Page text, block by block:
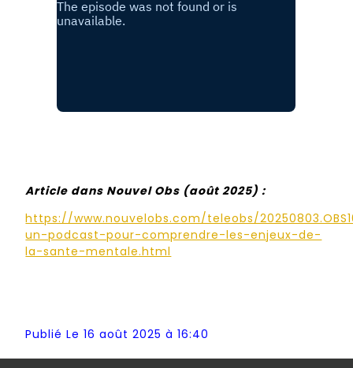
Article dans Nouvel Obs (août 2025) :
https://www.nouvelobs.com/teleobs/
un-podcast-pour-comprendre-les-enjeux-de-
la-sante-mentale.html
Publié Le 16 août 2025 à 16:40